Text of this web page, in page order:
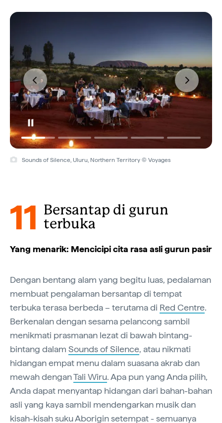
Sounds of Silence, Uluru, Northern Territory © Voyages
11
Bersantap di gurun
terbuka
Yang menarik: Mencicipi cita rasa asli gurun pasir
Dengan bentang alam yang begitu luas, pedalaman
membuat pengalaman bersantap di tempat
terbuka terasa berbeda – terutama di Red Centre.
Berkenalan dengan sesama pelancong sambil
menikmati prasmanan lezat di bawah bintang-
bintang dalam Sounds of Silence, atau nikmati
hidangan empat menu dalam suasana akrab dan
mewah denganTali Wiru. Apa pun yang Anda pilih,
Anda dapat menyantap hidangan dari bahan-bahan
asli yang kaya sambil mendengarkan musik dan
kisah-kisah suku Aborigin setempat - semuanya